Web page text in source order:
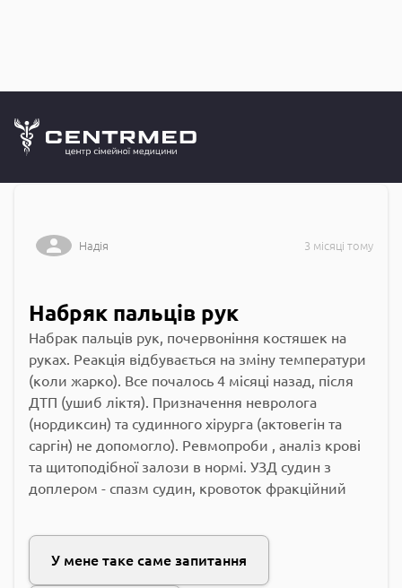
CENTRMED: Задай питання лікарю онлайн
Надія 3 місяці тому
Набряк пальців рук
Набрак пальців рук, почервоніння костяшек на
руках. Реакція відбувається на зміну температури
(коли жарко). Все почалось 4 місяці назад, після
ДТП (ушиб ліктя). Призначення невролога
(нордиксин) та судинного хірурга (актовегін та
саргін) не допомогло). Ревмопроби , аналіз крові
та щитоподібної залози в нормі. УЗД судин з
доплером - спазм судин, кровоток фракційний
У мене таке саме запитання